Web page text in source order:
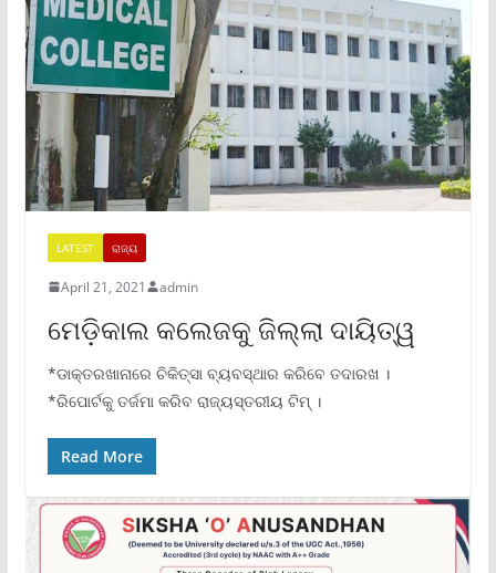
LATEST ରାଜ୍ୟ
April 21, 2021 admin
ମେଡ଼ିକାଲ କଲେଜକୁ ଜିଲ୍ଲା ଦାୟିତ୍ୱ
*ଡାକ୍ତରଖାନାରେ ଚିକିତ୍ସା ବ୍ୟବସ୍ଥାର କରିବେ ତଦାରଖ ।
*ରିପୋର୍ଟକୁ ତର୍ଜମା କରିବ ରାଜ୍ୟସ୍ତରୀୟ ଟିମ୍ ।
Read More